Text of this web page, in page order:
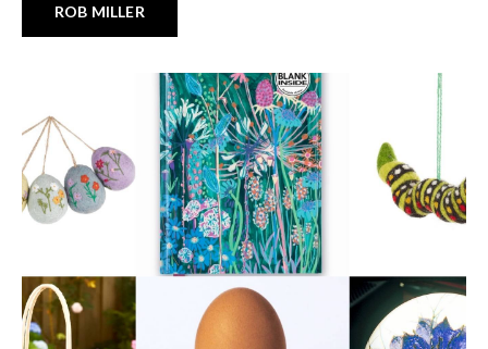
ROB MILLER